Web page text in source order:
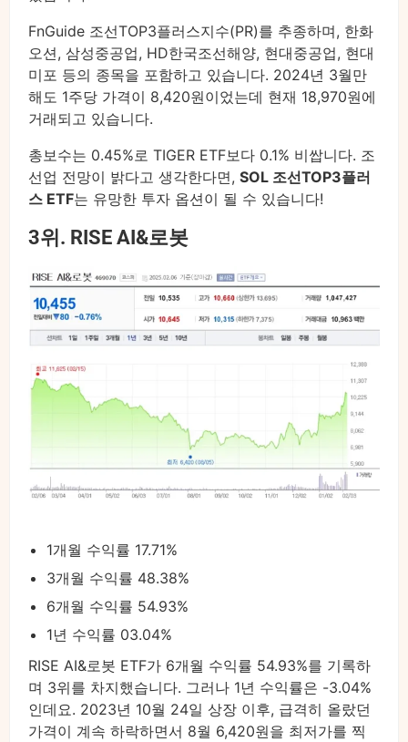
FnGuide 조선TOP3플러스지수(PR)를 추종하며, 한화
오션, 삼성중공업, HD한국조선해양, 현대중공업, 현대
미포 등의 종목을 포함하고 있습니다. 2024년 3월만
해도 1주당 가격이 8,420원이었는데 현재 18,970원에
거래되고 있습니다.
총보수는 0.45%로 TIGER ETF보다 0.1% 비쌉니다. 조
선업 전망이 밝다고 생각한다면, SOL 조선TOP3플러
스 ETF는 유망한 투자 옵션이 될 수 있습니다!
3위. RISE AI&로봇
1개월 수익률 17.71%
3개월 수익률 48.38%
6개월 수익률 54.93%
1년 수익률 03.04%
RISE AI&로봇 ETF가 6개월 수익률 54.93%를 기록하
며 3위를 차지했습니다. 그러나 1년 수익률은 -3.04%
인데요. 2023년 10월 24일 상장 이후, 급격히 올랐던
가격이 계속 하락하면서 8월 6,420원을 최저가를 찍